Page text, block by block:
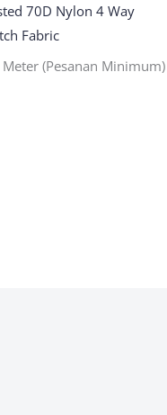
70D Nylon 4 Way
Fabric
(Pesanan Minimum)